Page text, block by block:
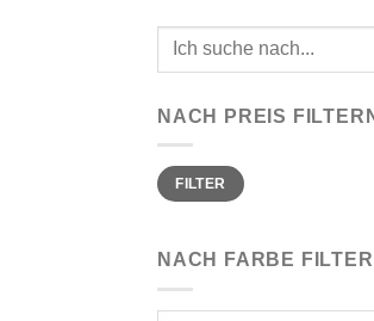
Suchen
NACH PREIS
Min.
Preis
Max.
PreisFILTER
NACH FARBE